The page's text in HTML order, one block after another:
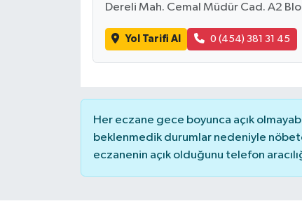
Dereli Mah. Cemal Müdür Cad. A2
Yol Tarifi Al 0 (454) 381 31 45
Her eczane gece boyunca açık
beklenmedik durumlar nedeniyle
eczanenin açık olduğunu telefon